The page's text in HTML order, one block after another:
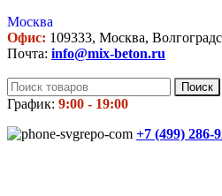
Москва
Офис: 109333, Москва,
Почта: info@mix-beton.ru
Поиск
График: 9:00 - 19:00
+7 (499) 286-